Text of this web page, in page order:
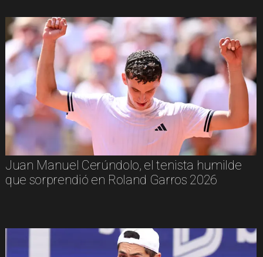
Juan Manuel Cerúndolo, el tenista humilde
que sorprendió en Roland Garros 2026